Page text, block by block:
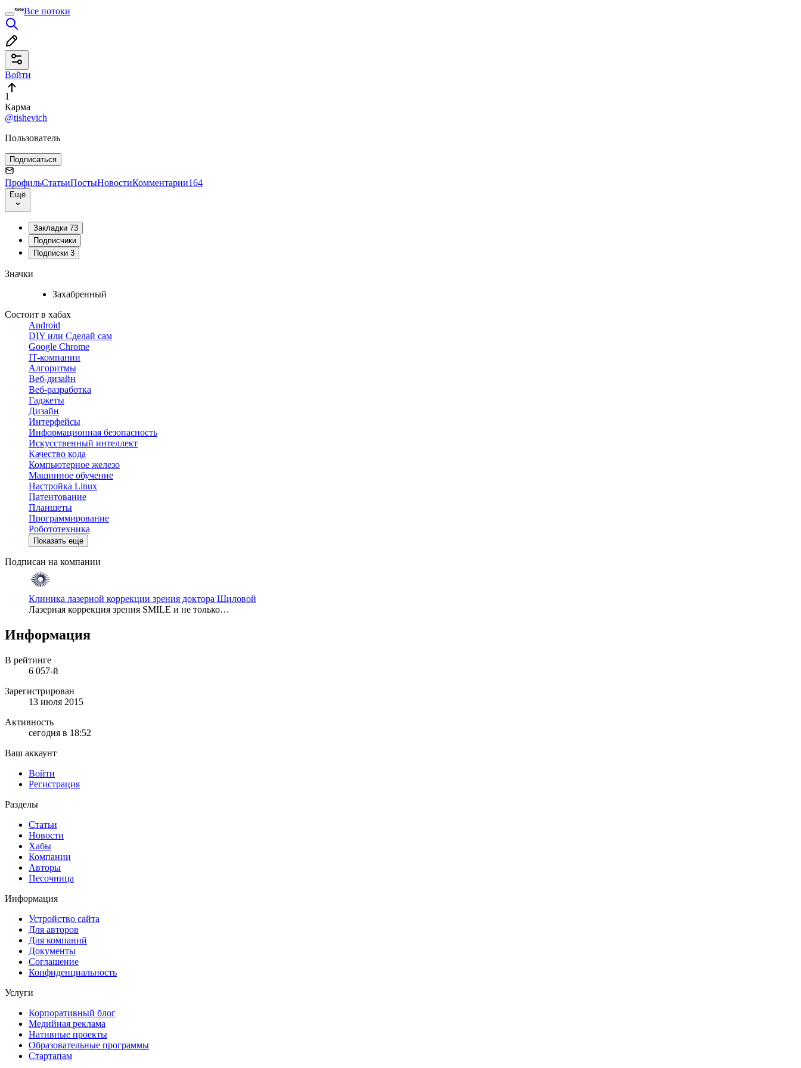
Все потоки
Войти
1
Карма
@tishevich
Пользователь
Подписаться
ПрофильСтатьиПостыНовостиКомментарии164
Ещё
Закладки 73
Подписчики
Подписки 3
Значки
Захабренный
Состоит в хабах
Android
DIY или Сделай сам
Google Chrome
IT-компании
Алгоритмы
Веб-дизайн
Веб-разработка
Гаджеты
Дизайн
Интерфейсы
Информационная безопасность
Искусственный интеллект
Качество кода
Компьютерное железо
Машинное обучение
Настройка Linux
Патентование
Планшеты
Программирование
Робототехника
Показать еще
Подписан на компании
Клиника лазерной коррекции зрения доктора Шиловой
Лазерная коррекция зрения SMILE и не только…
Информация
В рейтинге
6 057-й
Зарегистрирован
13 июля 2015
Активность
сегодня в 18:52
Ваш аккаунт
Войти
Регистрация
Разделы
Статьи
Новости
Хабы
Компании
Авторы
Песочница
Информация
Устройство сайта
Для авторов
Для компаний
Документы
Соглашение
Конфиденциальность
Услуги
Корпоративный блог
Медийная реклама
Нативные проекты
Образовательные программы
Стартапам